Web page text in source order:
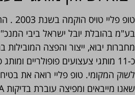
טופ
בע"מ בהובלת יובל ישראל ביבי
מחברות יבוא, ייצור והפצה
כ-11 מותגי צעצועים פופולריים
לשוק המקומי. טופ פליי רואה את